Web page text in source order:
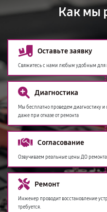
Как мы
Оставьте заявку
Свяжитесь с нами любым удобным для
Диагностика
Мы бесплатно проведем диагностику
даже при отказе от ремонта
Согласование
Озвучиваем реальные цены ДО ремонта
Ремонт
Инженер проводит восстановление
требуется.